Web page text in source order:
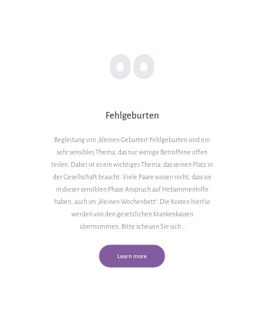
00
Fehlgeburten
Begleitung von „kleinen Geburten“ Fehlgeburten sind ein
sehr sensibles Thema, das nur wenige Betroffene offen
teilen. Dabei ist es ein wichtiges Thema, das seinen Platz in
der Gesellschaft braucht. Viele Paare wissen nicht, dass sie
in dieser sensiblen Phase Anspruch auf Hebammenhilfe
haben, auch im „kleinen Wochenbett“. Die Kosten hierfür
werden von den gesetzlichen Krankenkassen
übernommen. Bitte scheuen Sie sich…
Learn more